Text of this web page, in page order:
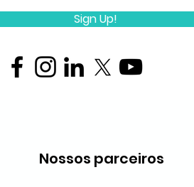
Sign Up!
Nossos parceiros